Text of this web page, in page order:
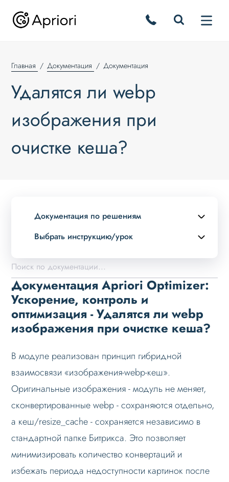
Главная Документация Документация
Удалятся ли webp
изображения при
очистке кеша?
Документация по решениям
Выбрать инструкцию/урок
Описание курса
Возможности
Установка решения
Настройка
Проблемы и решения
Доступен ли полный функционал на демо
периоде?
Почему сайт зависает при обновлении
списка файлов?
Как после удаления восстановить файлы?
Нет ли способа выборочно удалить
неиспользуемые файлы?
В каких случаях модуль может быть
Документация Apriori Optimizer:
Ускорение, контроль и
оптимизация - Удалятся ли webp
изображения при очистке кеша?
В модуле реализован принцип гибридной
взаимосвязи «изображения-webp-кеш».
Оригинальные изображения - модуль не меняет,
сконвертированные webp - сохраняются отдельно,
а кеш/resize_cache - сохраняется независимо в
стандартной папке Битрикса. Это позволяет
минимизировать количество конвертаций и
избежать периода недоступности картинок после